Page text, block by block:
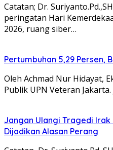
Catatan; Dr.
peringatan Hari
2026, ruang siber…
Pertumbuhan 5,29 Persen,
Oleh Achmad Nur Hidayat,
Publik UPN Veteran
Jangan Ulangi Tragedi Irak
Dijadikan Alasan Perang